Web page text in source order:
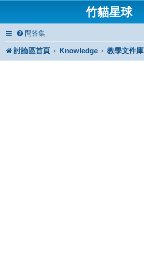
竹貓星球
問答集
討論區首頁 Knowledge 教學文件庫